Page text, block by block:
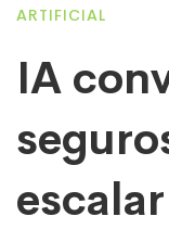
ARTIFICIAL
IA